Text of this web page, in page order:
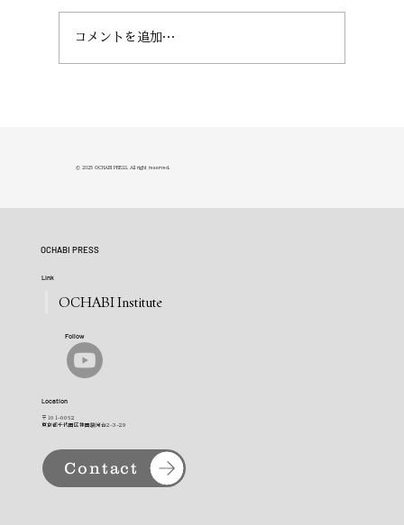
コメントを追加…
© 2025 OCHABI PRESS. All right reserved.
OCHABI PRESS
Link
OCHABI Institute
Follow
Location
〒101-0062
東京都千代田区神田駿河台2-3-29
Contact